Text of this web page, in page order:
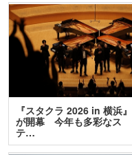
『スタクラ 2026 in 横浜』
が開幕 今年も多彩なス
テ…